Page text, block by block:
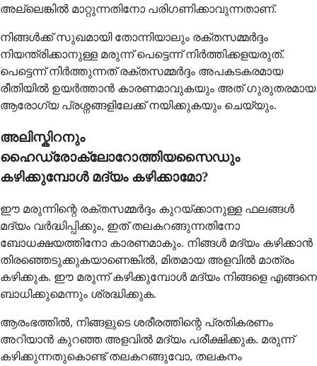
അല്ലെങ്കിൽ മാറ്റുന്നതിനോ പരിഗണിക്കാവുന്നതാണ്.
നിങ്ങൾക്ക് സുഖമായി തോന്നിയാലും രക്തസമ്മർദ്ദം
നിയന്ത്രിക്കാനുള്ള മരുന്ന് പെട്ടെന്ന് നിർത്തിക്കളയരുത്.
പെട്ടെന്ന് നിർത്തുന്നത് രക്തസമ്മർദ്ദം അപകടകരമായ
രീതിയിൽ ഉയർത്താൻ കാരണമാവുകയും അത് ഗുരുതരമായ
ആരോഗ്യ പ്രശ്നങ്ങളിലേക്ക് നയിക്കുകയും ചെയ്യും.
അലിസ്കിറനും
ഹൈഡ്രോക്ലോറോത്തിയസൈഡും
കഴിക്കുമ്പോൾ മദ്യം കഴിക്കാമോ?
ഈ മരുന്നിന്റെ രക്തസമ്മർദ്ദം കുറയ്ക്കാനുള്ള ഫലങ്ങൾ
മദ്യം വർദ്ധിപ്പിക്കും, ഇത് തലകറങ്ങുന്നതിനോ
ബോധക്ഷയത്തിനോ കാരണമാകും. നിങ്ങൾ മദ്യം കഴിക്കാൻ
തിരഞ്ഞെടുക്കുകയാണെങ്കിൽ, മിതമായ അളവിൽ മാത്രം
കഴിക്കുക. ഈ മരുന്ന് കഴിക്കുമ്പോൾ മദ്യം നിങ്ങളെ എങ്ങനെ
ബാധിക്കുമെന്നും ശ്രദ്ധിക്കുക.
ആരംഭത്തിൽ, നിങ്ങളുടെ ശരീരത്തിന്റെ പ്രതികരണം
അറിയാൻ കുറഞ്ഞ അളവിൽ മദ്യം പരീക്ഷിക്കുക. മരുന്ന്
കഴിക്കുന്നതുകൊണ്ട് തലകറങ്ങുവോ, തലകനം